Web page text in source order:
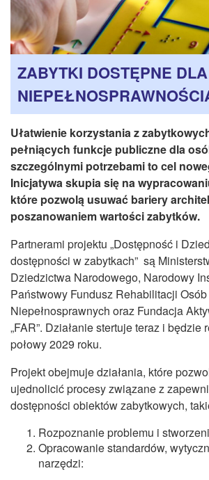
INSTYTUT
KONTAKT
1,5%
ZABYTKI DOSTĘPNE
Ułatwienie korzystania z
pełniących funkcje publiczne dla
szczególnymi potrzebami to cel
Inicjatywa skupia się na
które pozwolą usuwać bariery
poszanowaniem wartości zabytków.
Partnerami projektu „Dostępność i
dostępności w zabytkach” są
Dziedzictwa Narodowego, Narodowy
Państwowy Fundusz Rehabilitacji Osób
Niepełnosprawnych oraz Fundacja
„FAR”. Działanie stertuje teraz i będzie
połowy 2029 roku.
Projekt obejmuje działania, które
ujednolicić procesy związane z
dostępności obiektów zabytkowych,
Rozpoznanie problemu i
Opracowanie standardów,
narzędzi: